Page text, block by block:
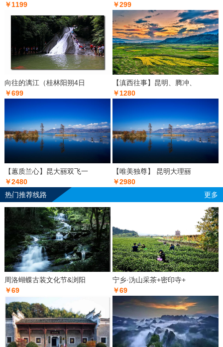
￥1199
￥299
向往的漓江（桂林阳朔4日
￥699
【滇西往事】昆明、腾冲、
￥1280
【蕙质兰心】昆大丽双飞一
￥2480
【唯美独尊】 昆明大理丽
￥2980
热门推荐线路
更多
周洛蝴蝶古装文化节&浏阳
￥69
宁乡·沩山采茶+密印寺+
￥69